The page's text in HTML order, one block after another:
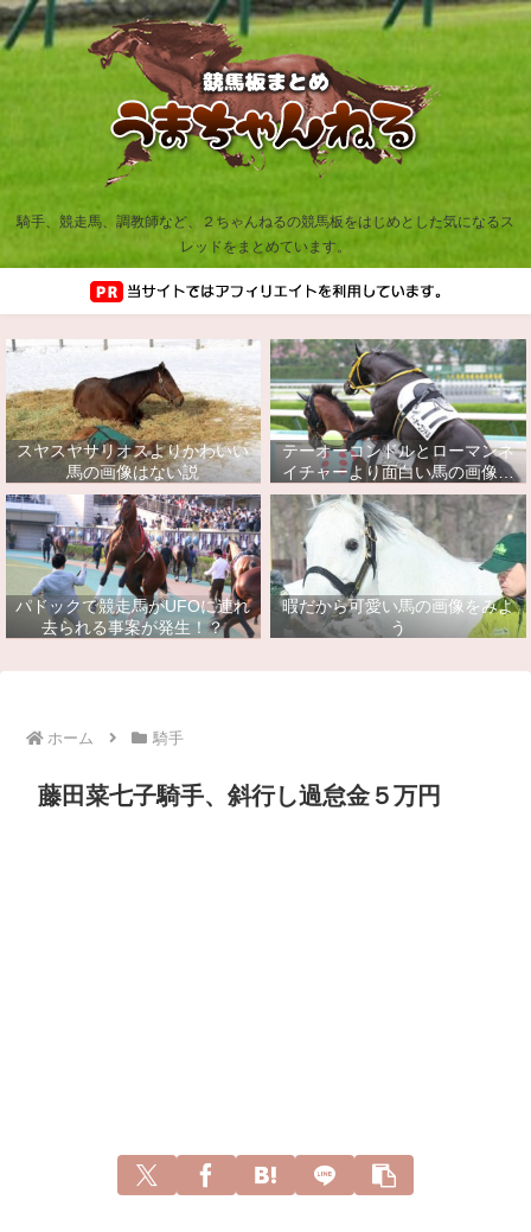
騎手、競走馬、調教師など、２ちゃんねるの競馬板をはじめとした気になるス
レッドをまとめています。
スヤスヤサリオスよりかわいい
馬の画像はない説
テーオーコンドルとローマンネ
イチャーより面白い馬の画像っ
てあるの？
パドックで競走馬がUFOに連れ
去られる事案が発生！？
暇だから可愛い馬の画像をみよ
う
ホーム 騎手
藤田菜七子騎手、斜行し過怠金５万円